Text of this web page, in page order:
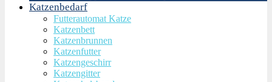
Katzenbedarf
Futterautomat Katze
Katzenbett
Katzenbrunnen
Katzenfutter
Katzengeschirr
Katzengitter